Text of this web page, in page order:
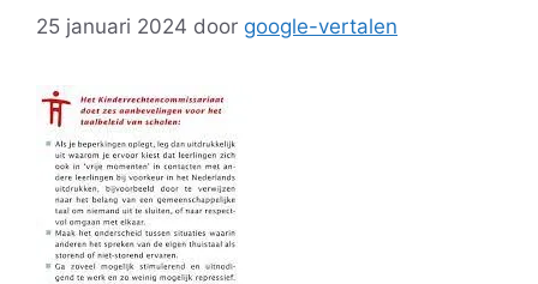
25 januari 2024 door google-vertalen